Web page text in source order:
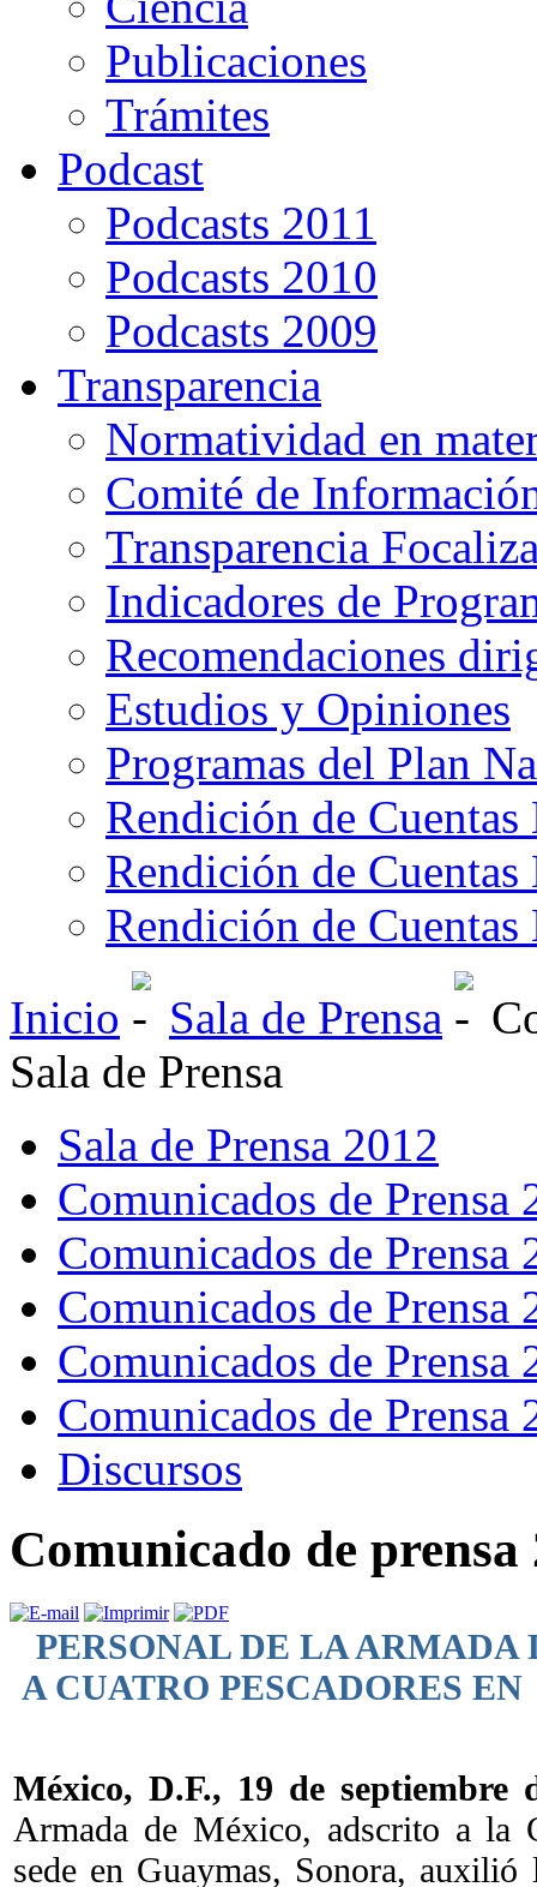
Publicaciones
Trámites
Podcast
Podcasts 2011
Podcasts 2010
Podcasts 2009
Transparencia
Normatividad en
Comité de
Transparencia
Indicadores de
Recomendaciones
Estudios y Opiniones
Programas del Plan
Rendición de Cuentas
Rendición de Cuentas
Rendición de
Inicio
Sala de Prensa
Sala de Prensa
Sala de Prensa 2012
Comunicados de Prensa
Comunicados de Prensa
Comunicados de Prensa
Comunicados de Prensa
Comunicados de Prensa
Discursos
Comunicado de prensa
PERSONAL DE LA
A CUATRO PESCADORES
México, D.F., 19 de septiembre
Armada de México, adscrito a la
sede en Guaymas, Sonora,